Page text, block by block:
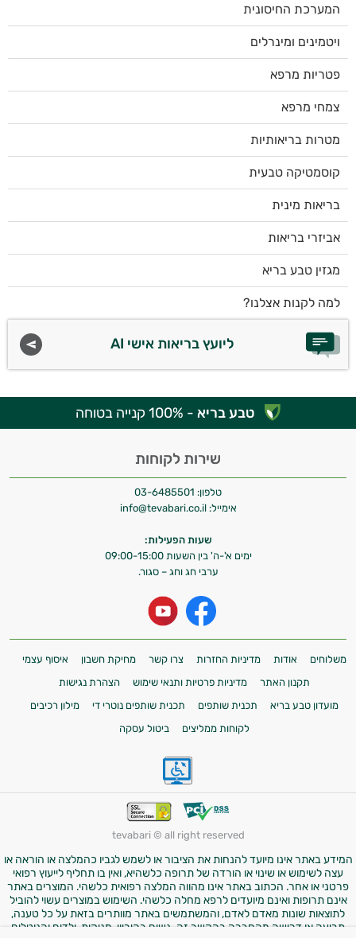
המערכת החיסונית
ויטמינים ומינרלים
פטריות מרפא
צמחי מרפא
מטרות בריאותיות
קוסמטיקה טבעית
בריאות מינית
אביזרי בריאות
מגזין טבע בריא
למה לקנות אצלנו?
ליועץ בריאות אישי AI
טבע בריא - 100% קנייה בטוחה
שירות לקוחות
טלפון: 03-6485501
אימייל: info@tevabari.co.il
שעות הפעילות:
ימים א'-ה' בין השעות 09:00-15:00
ערבי חג וחג – סגור.
משלוחים אודות מדיניות החזרות צרו קשר מחיקת חשבון
איסוף עצמי
תקנון האתר
מדיניות פרטיות ותנאי שימוש
הצהרת נגישות
מועדון טבע בריא
תכנית שותפים תכנית שותפים נוטרי די
מילון רכיבים
לקוחות ממליצים
ביטול עסקה
tevabari © all right reserved
המידע באתר אינו מיועד להנחות את הציבור או לשמש לגביו כהמלצה או הוראה או
עצה לשימוש או שינוי או הורדה של תרופה כלשהיא, ואין בו תחליף לייעוץ רפואי
פרטני או אחר. הכתוב באתר אינו מהווה המלצה רפואית כלשהי. המוצרים באתר
אינם תרופות ואינם מיועדים לרפא מחלה כלשהי. השימוש במוצרים עשוי להוביל
לתוצאות שונות מאדם לאדם, והמשתמשים באתר מוותרים בזאת על כל טענה,
תביעה או דרישה מהחברה בהקשר זה. נשים בהיריון, מניקות, ילדים והנוטלים